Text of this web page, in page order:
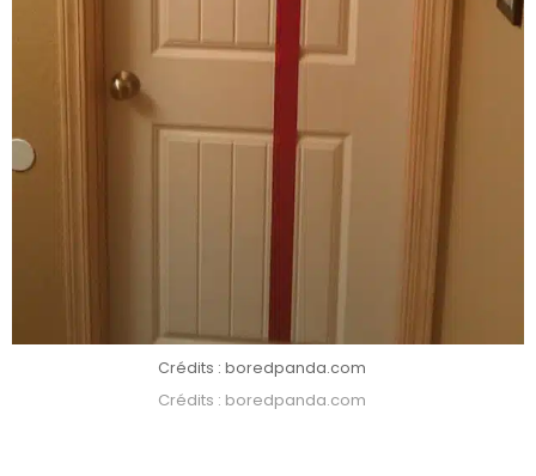
Crédits : boredpanda.com
Crédits : boredpanda.com